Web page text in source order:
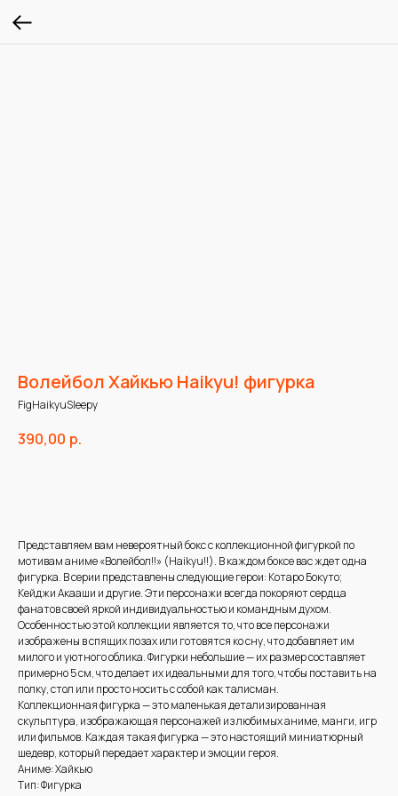
Волейбол Хайкью Haikyu! фигурка
FigHaikyuSleepy
390,00 р.
Представляем вам невероятный бокс с коллекционной фигуркой по
мотивам аниме «Волейбол!!» (Haikyu!!). В каждом боксе вас ждет одна
фигурка. В серии представлены следующие герои: Котаро Бокуто;
Кейджи Акааши и другие. Эти персонажи всегда покоряют сердца
фанатов своей яркой индивидуальностью и командным духом.
Особенностью этой коллекции является то, что все персонажи
изображены в спящих позах или готовятся ко сну, что добавляет им
милого и уютного облика. Фигурки небольшие — их размер составляет
примерно 5 см, что делает их идеальными для того, чтобы поставить на
полку, стол или просто носить с собой как талисман.
Коллекционная фигурка — это маленькая детализированная
скульптура, изображающая персонажей из любимых аниме, манги, игр
или фильмов. Каждая такая фигурка — это настоящий миниатюрный
шедевр, который передает характер и эмоции героя.
Аниме: Хайкью
Тип: Фигурка